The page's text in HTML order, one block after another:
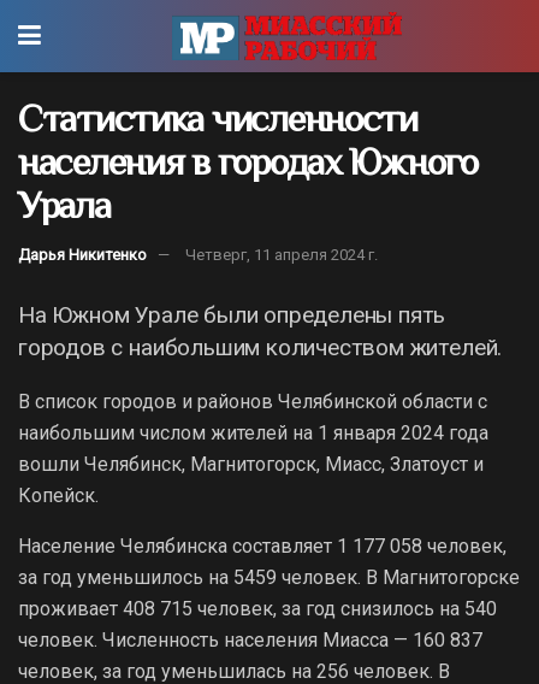
Статистика численности
населения в городах Южного
Урала
Дарья Никитенко Четверг, 11 апреля 2024 г.
На Южном Урале были определены пять
городов с наибольшим количеством жителей.
В список городов и районов Челябинской области с
наибольшим числом жителей на 1 января 2024 года
вошли Челябинск, Магнитогорск, Миасс, Златоуст и
Копейск.
Население Челябинска составляет 1 177 058 человек,
за год уменьшилось на 5459 человек. В Магнитогорске
проживает 408 715 человек, за год снизилось на 540
человек. Численность населения Миасса — 160 837
человек, за год уменьшилась на 256 человек. В